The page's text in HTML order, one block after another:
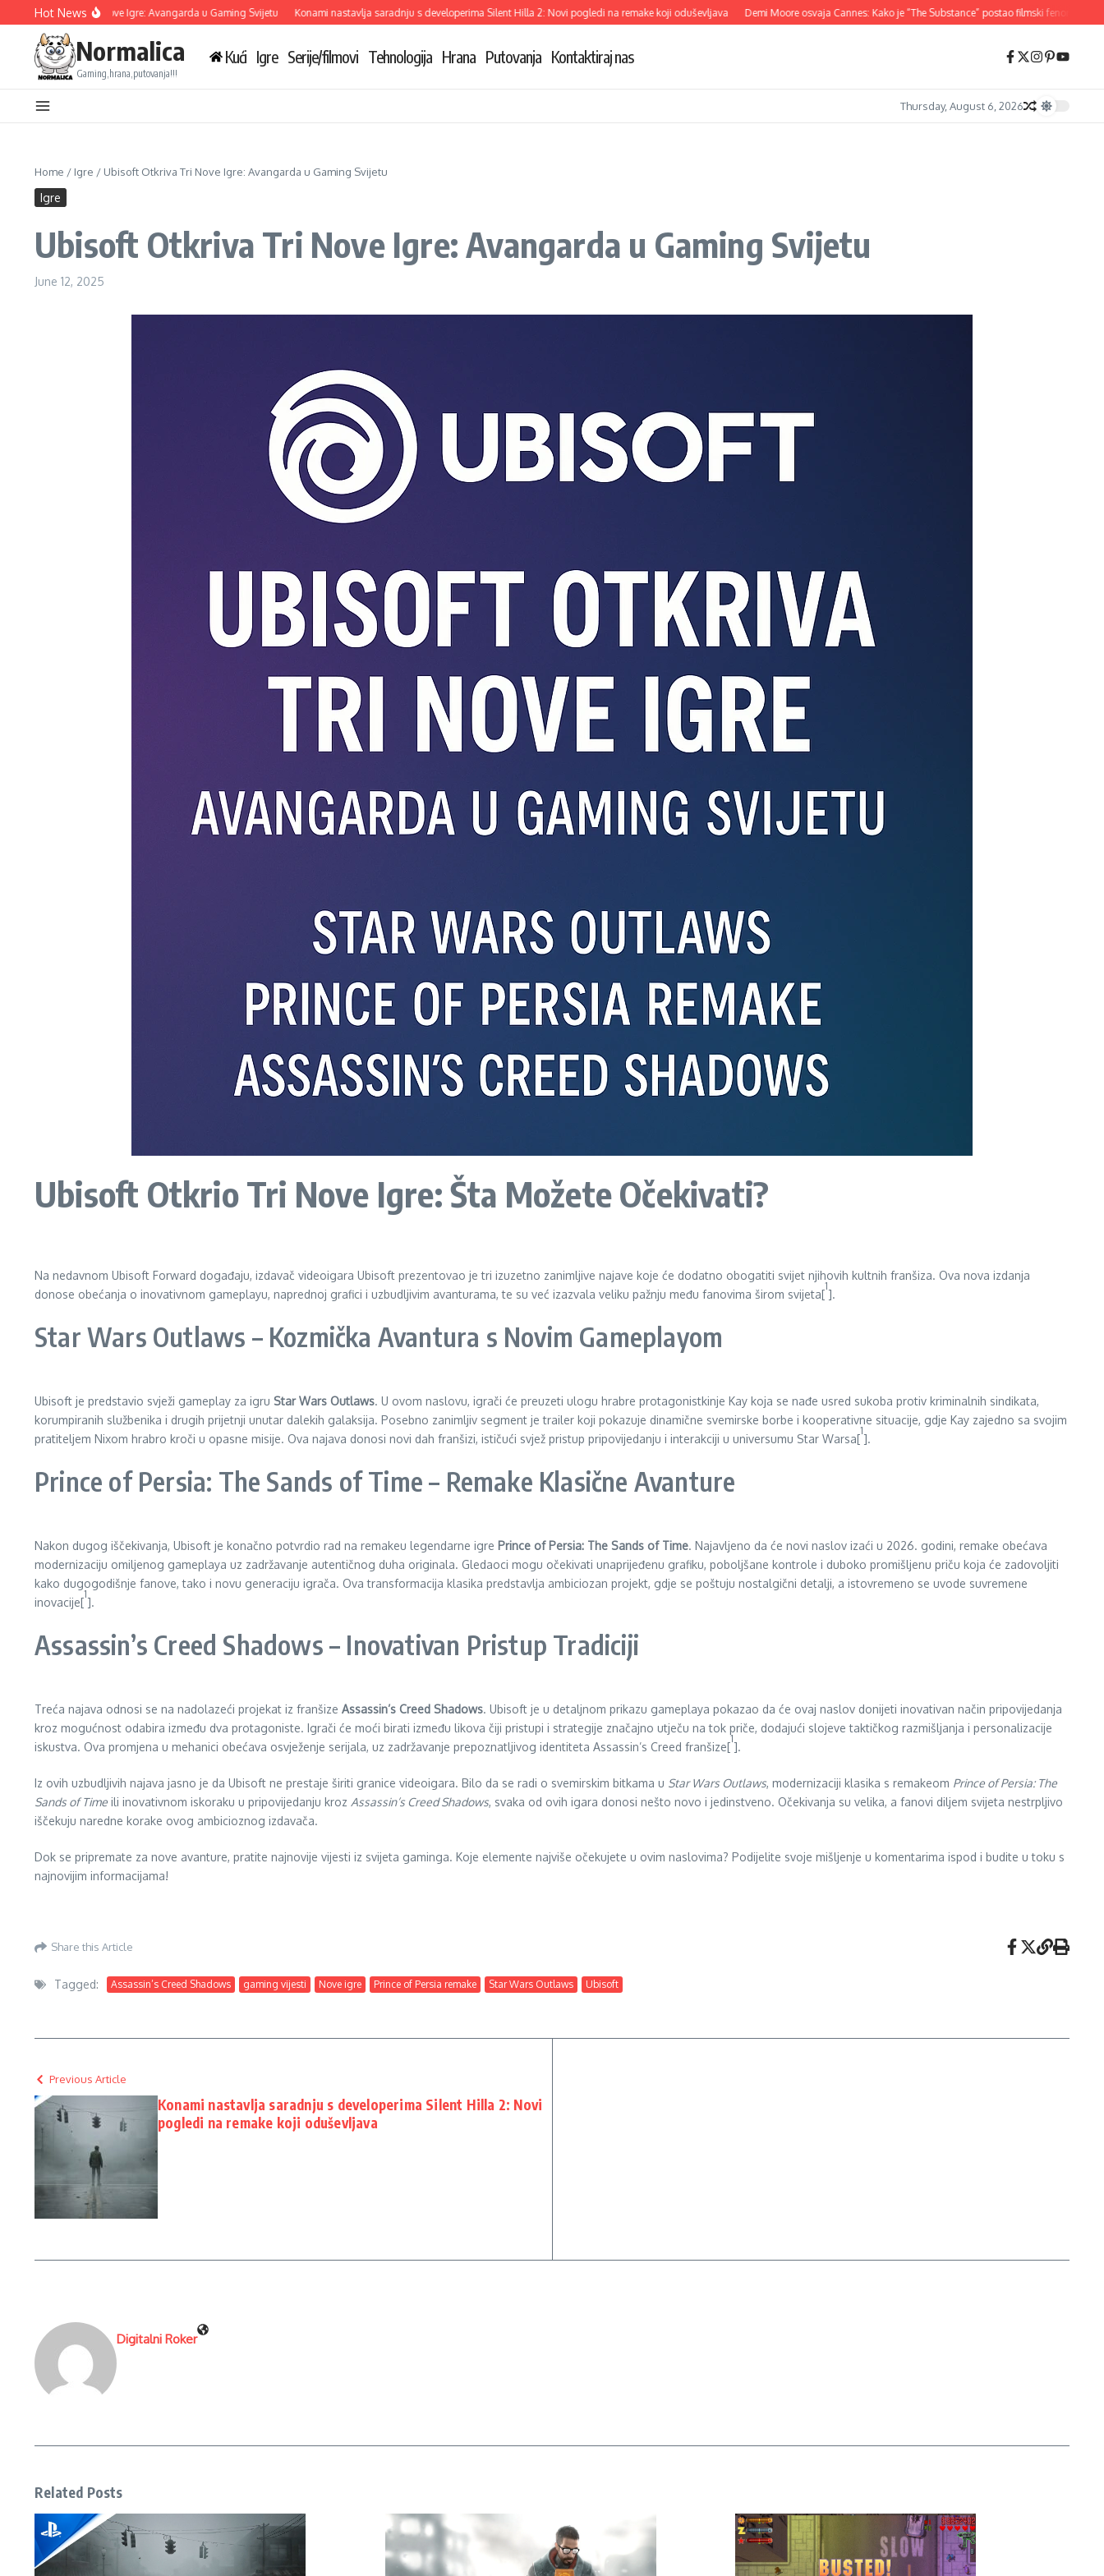
Skip to content
Hot News
Otkriva Tri Nove Igre: Avangarda u Gaming Svijetu Konami nastavlja saradnju s developerima Silent Hilla 2: Novi pogledi na remake koji oduševljava Demi Moore osvaja Cannes: Kako je “The Substance” postao filmski fenomen 2024.
Normalica
Gaming,hrana,putovanja!!!
Kući Igre Serije/filmovi Tehnologija Hrana Putovanja Kontaktiraj nas
Thursday, August 6, 2026
Home / Igre / Ubisoft Otkriva Tri Nove Igre: Avangarda u Gaming Svijetu
Igre
Ubisoft Otkriva Tri Nove Igre: Avangarda u Gaming Svijetu
June 12, 2025
Ubisoft Otkrio Tri Nove Igre: Šta Možete Očekivati?
Na nedavnom Ubisoft Forward događaju, izdavač videoigara Ubisoft prezentovao je tri izuzetno zanimljive najave koje će dodatno obogatiti svijet njihovih kultnih franšiza. Ova nova izdanja
donose obećanja o inovativnom gameplayu, naprednoj grafici i uzbudljivim avanturama, te su već izazvala veliku pažnju među fanovima širom svijeta[
1
].
Star Wars Outlaws – Kozmička Avantura s Novim Gameplayom
Ubisoft je predstavio svježi gameplay za igru Star Wars Outlaws. U ovom naslovu, igrači će preuzeti ulogu hrabre protagonistkinje Kay koja se nađe usred sukoba protiv kriminalnih sindikata,
korumpiranih službenika i drugih prijetnji unutar dalekih galaksija. Posebno zanimljiv segment je trailer koji pokazuje dinamične svemirske borbe i kooperativne situacije, gdje Kay zajedno sa svojim
pratiteljem Nixom hrabro kroči u opasne misije. Ova najava donosi novi dah franšizi, ističući svjež pristup pripovijedanju i interakciji u universumu Star Warsa[
1
].
Prince of Persia: The Sands of Time – Remake Klasične Avanture
Nakon dugog iščekivanja, Ubisoft je konačno potvrdio rad na remakeu legendarne igre Prince of Persia: The Sands of Time. Najavljeno da će novi naslov izaći u 2026. godini, remake obećava
modernizaciju omiljenog gameplaya uz zadržavanje autentičnog duha originala. Gledaoci mogu očekivati unaprijeđenu grafiku, poboljšane kontrole i duboko promišljenu priču koja će zadovoljiti
kako dugogodišnje fanove, tako i novu generaciju igrača. Ova transformacija klasika predstavlja ambiciozan projekt, gdje se poštuju nostalgični detalji, a istovremeno se uvode suvremene
inovacije[
1
].
Assassin’s Creed Shadows – Inovativan Pristup Tradiciji
Treća najava odnosi se na nadolazeći projekat iz franšize Assassin’s Creed Shadows. Ubisoft je u detaljnom prikazu gameplaya pokazao da će ovaj naslov donijeti inovativan način pripovijedanja
kroz mogućnost odabira između dva protagoniste. Igrači će moći birati između likova čiji pristupi i strategije značajno utječu na tok priče, dodajući slojeve taktičkog razmišljanja i personalizacije
iskustva. Ova promjena u mehanici obećava osvježenje serijala, uz zadržavanje prepoznatljivog identiteta Assassin’s Creed franšize[
1
].
Iz ovih uzbudljivih najava jasno je da Ubisoft ne prestaje širiti granice videoigara. Bilo da se radi o svemirskim bitkama u Star Wars Outlaws, modernizaciji klasika s remakeom Prince of Persia: The
Sands of Time ili inovativnom iskoraku u pripovijedanju kroz Assassin’s Creed Shadows, svaka od ovih igara donosi nešto novo i jedinstveno. Očekivanja su velika, a fanovi diljem svijeta nestrpljivo
iščekuju naredne korake ovog ambicioznog izdavača.
Dok se pripremate za nove avanture, pratite najnovije vijesti iz svijeta gaminga. Koje elemente najviše očekujete u ovim naslovima? Podijelite svoje mišljenje u komentarima ispod i budite u toku s
najnovijim informacijama!
Share this Article
Tagged: Assassin’s Creed Shadows gaming vijesti Nove igre Prince of Persia remake Star Wars Outlaws Ubisoft
Previous Article
Konami nastavlja saradnju s developerima Silent Hilla 2: Novi
pogledi na remake koji oduševljava
Digitalni Roker
Related Posts